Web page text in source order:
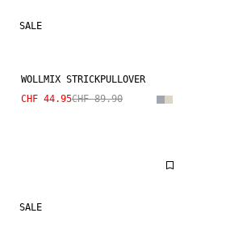
SALE
WOLLMIX STRICKPULLOVER
CHF 44.95CHF 89.90
SALE